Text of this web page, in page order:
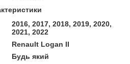
2016, 2017, 2018, 2019, 2020,
2021, 2022
Renault Logan II
Будь який